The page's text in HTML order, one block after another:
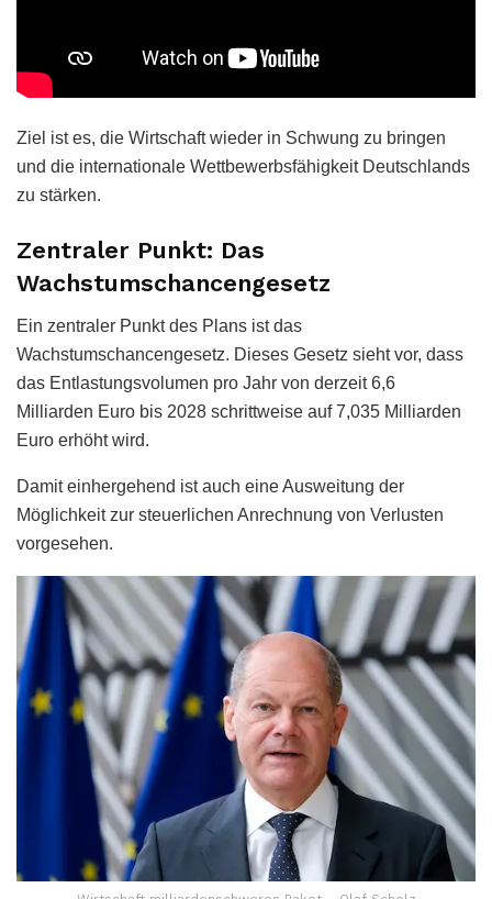
Ziel ist es, die Wirtschaft wieder in Schwung zu bringen
und die internationale Wettbewerbsfähigkeit Deutschlands
zu stärken.
Zentraler Punkt: Das
Wachstumschancengesetz
Ein zentraler Punkt des Plans ist das
Wachstumschancengesetz. Dieses Gesetz sieht vor, dass
das Entlastungsvolumen pro Jahr von derzeit 6,6
Milliarden Euro bis 2028 schrittweise auf 7,035 Milliarden
Euro erhöht wird.
Damit einhergehend ist auch eine Ausweitung der
Möglichkeit zur steuerlichen Anrechnung von Verlusten
vorgesehen.